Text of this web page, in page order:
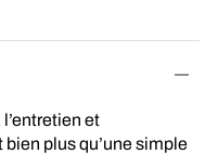
et
plus qu’une simple